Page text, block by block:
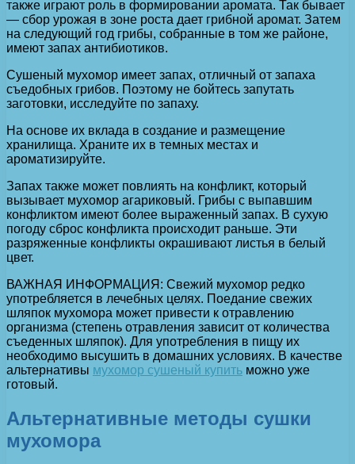
также играют роль в формировании аромата. Так бывает
— сбор урожая в зоне роста дает грибной аромат. Затем
на следующий год грибы, собранные в том же районе,
имеют запах антибиотиков.
Сушеный мухомор имеет запах, отличный от запаха
съедобных грибов. Поэтому не бойтесь запутать
заготовки, исследуйте по запаху.
На основе их вклада в создание и размещение
хранилища. Храните их в темных местах и
ароматизируйте.
Запах также может повлиять на конфликт, который
вызывает мухомор агариковый. Грибы с выпавшим
конфликтом имеют более выраженный запах. В сухую
погоду сброс конфликта происходит раньше. Эти
разряженные конфликты окрашивают листья в белый
цвет.
ВАЖНАЯ ИНФОРМАЦИЯ: Свежий мухомор редко
употребляется в лечебных целях. Поедание свежих
шляпок мухомора может привести к отравлению
организма (степень отравления зависит от количества
съеденных шляпок). Для употребления в пищу их
необходимо высушить в домашних условиях. В качестве
альтернативы мухомор сушеный купить можно уже
готовый.
Альтернативные методы сушки
мухомора